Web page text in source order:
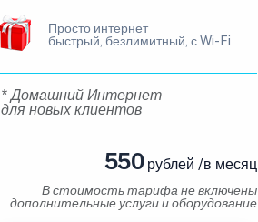
Просто интернет
быстрый, безлимитный, с Wi-Fi
* Домашний Интернет
для новых клиентов
550рублей /в месяц
В стоимость тарифа не включены
дополнительные услуги и оборудование